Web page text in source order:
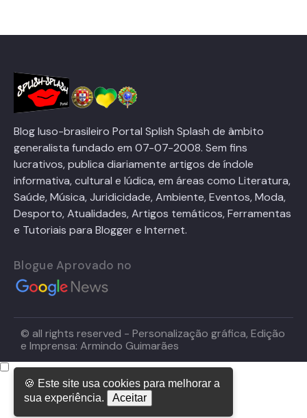
Blog luso-brasileiro Portal Splish Splash de âmbito
generalista fundado em 07-07-2008. Sem fins
lucrativos, publica diariamente artigos de índole
informativa, cultural e lúdica, em áreas como Literatura,
Saúde, Música, Juridicidade, Ambiente, Eventos, Moda,
Desporto, Atualidades, Artigos temáticos, Ferramentas
e Tutoriais para Blogger e Internet.
Blogue Aprovado no
© all rights reserved - Personalização gráfica, Edição
e Imprensa: Armindo Guimarães
🍪 Este site usa cookies para melhorar a
sua experiência.
Aceitar